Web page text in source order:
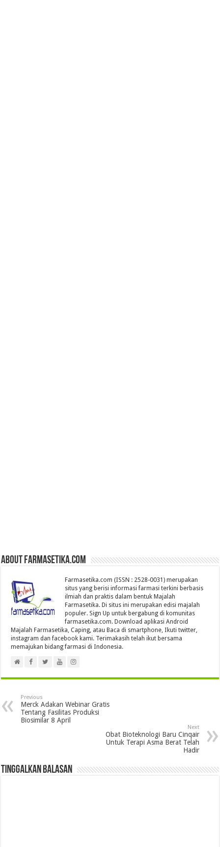
About farmasetika.com
Farmasetika.com (ISSN : 2528-0031) merupakan
situs yang berisi informasi farmasi terkini berbasis
ilmiah dan praktis dalam bentuk Majalah
Farmasetika. Di situs ini merupakan edisi majalah
populer. Sign Up untuk bergabung di komunitas
farmasetika.com. Download aplikasi Android
Majalah Farmasetika, Caping, atau Baca di smartphone, Ikuti twitter,
instagram dan facebook kami. Terimakasih telah ikut bersama
memajukan bidang farmasi di Indonesia.
Previous
Merck Adakan Webinar Gratis
Tentang Fasilitas Produksi
Biosimilar 8 April
Next
Obat Bioteknologi Baru Cinqair
Untuk Terapi Asma Berat Telah
Hadir
Tinggalkan Balasan